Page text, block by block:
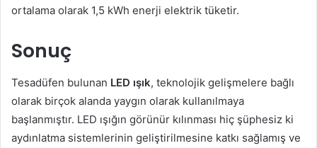
ortalama olarak 1,5 kWh enerji elektrik tüketir.
Sonuç
Tesadüfen bulunan LED ışık, teknolojik gelişmelere bağlı
olarak birçok alanda yaygın olarak kullanılmaya
başlanmıştır. LED ışığın görünür kılınması hiç şüphesiz ki
aydınlatma sistemlerinin geliştirilmesine katkı sağlamış ve